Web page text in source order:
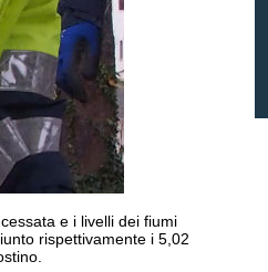
e i livelli dei fiumi
rispettivamente i 5,02